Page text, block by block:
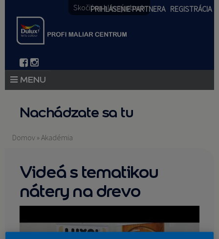
Skočiť na hlavný obsah
PRIHLÁSENIE PARTNERA REGISTRÁCIA
AKCIE A NOVINKY
AKADÉMIA
KONTAKT
Nachádzate sa tu
Domov » Akadémia
Videá s tematikou
nátery na drevo